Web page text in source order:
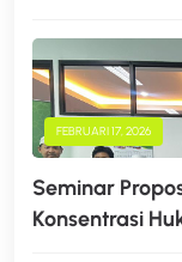
FEBRUARI 17, 2026
Seminar
Konsentrasi